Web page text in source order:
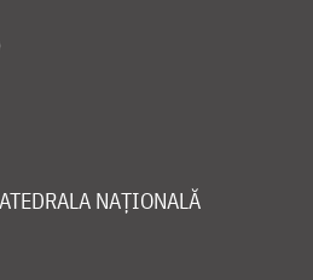
NAȚIONALĂ